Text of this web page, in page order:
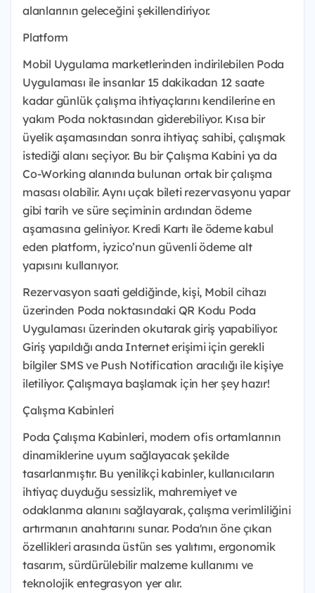
alanlarının geleceğini şekillendiriyor.
Platform
Mobil Uygulama marketlerinden indirilebilen Poda
Uygulaması ile insanlar 15 dakikadan 12 saate
kadar günlük çalışma ihtiyaçlarını kendilerine en
yakım Poda noktasından giderebiliyor. Kısa bir
üyelik aşamasından sonra ihtiyaç sahibi, çalışmak
istediği alanı seçiyor. Bu bir Çalışma Kabini ya da
Co-Working alanında bulunan ortak bir çalışma
masası olabilir. Aynı uçak bileti rezervasyonu yapar
gibi tarih ve süre seçiminin ardından ödeme
aşamasına geliniyor. Kredi Kartı ile ödeme kabul
eden platform, iyzico’nun güvenli ödeme alt
yapısını kullanıyor.
Rezervasyon saati geldiğinde, kişi, Mobil cihazı
üzerinden Poda noktasındaki QR Kodu Poda
Uygulaması üzerinden okutarak giriş yapabiliyor.
Giriş yapıldığı anda Internet erişimi için gerekli
bilgiler SMS ve Push Notification aracılığı ile kişiye
iletiliyor. Çalışmaya başlamak için her şey hazır!
Çalışma Kabinleri
Poda Çalışma Kabinleri, modern ofis ortamlarının
dinamiklerine uyum sağlayacak şekilde
tasarlanmıştır. Bu yenilikçi kabinler, kullanıcıların
ihtiyaç duyduğu sessizlik, mahremiyet ve
odaklanma alanını sağlayarak, çalışma verimliliğini
artırmanın anahtarını sunar. Poda'nın öne çıkan
özellikleri arasında üstün ses yalıtımı, ergonomik
tasarım, sürdürülebilir malzeme kullanımı ve
teknolojik entegrasyon yer alır.